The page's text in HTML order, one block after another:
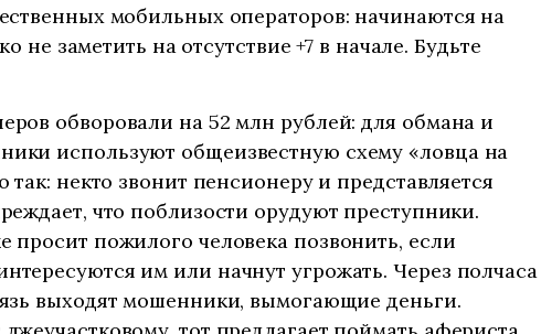
мобильных операторов: начинаются на
не заметить на отсутствие +7 в начале. Будьте
обворовали на 52 млн рублей: для обмана и
используют общеизвестную схему «ловца на
так: некто звонит пенсионеру и представляется
что поблизости орудуют преступники.
просит пожилого человека позвонить, если
им или начнут угрожать. Через полчаса
выходят мошенники, вымогающие деньги.